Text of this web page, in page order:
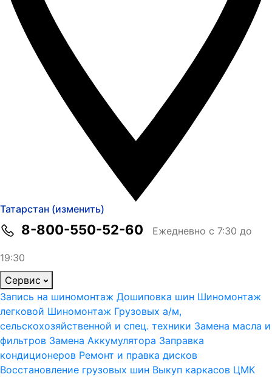
Татарстан (изменить)
8-800-550-52-60 Ежедневно с 7:30 до
19:30
Сервис
Запись на шиномонтаж Дошиповка шин Шиномонтаж
легковой Шиномонтаж Грузовых а/м,
сельскохозяйственной и спец. техники Замена масла и
фильтров Замена Аккумулятора Заправка
кондиционеров Ремонт и правка дисков
Восстановление грузовых шин Выкуп каркасов ЦМК